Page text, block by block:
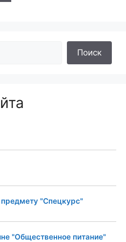
Поиск
"Спецкурс"
"Общественное питание"